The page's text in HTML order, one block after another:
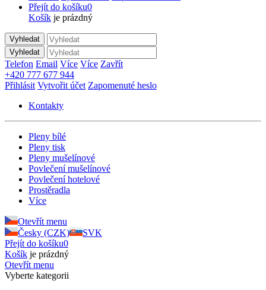
Přejít do košíku0
Košík je prázdný
Vyhledat
Vyhledat
Telefon Email Více Více Zavřít
+420 777 677 944
Přihlásit Vytvořit účet Zapomenuté heslo
Kontakty
Pleny bílé
Pleny tisk
Pleny mušelínové
Povlečení mušelínové
Povlečení hotelové
Prostěradla
Více
Otevřít menu
Česky (CZK)
SVK
Přejít do košíku0
Košík je prázdný
Otevřít menu
Vyberte kategorii